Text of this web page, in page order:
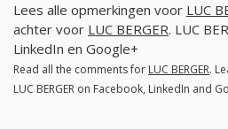
Lees alle opmerkingen voor LUC
achter voor LUC BERGER. LUC
LinkedIn en Google+
Read all the comments for LUC BERGER.
LUC BERGER on Facebook, LinkedIn and